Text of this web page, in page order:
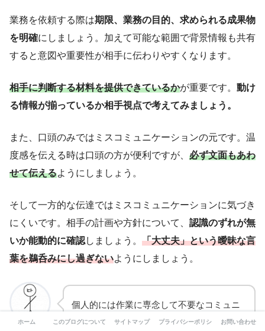
業務を依頼する際は期限、業務の目的、求められる成果物
を明確にしましょう。加えて可能な範囲で背景情報も共有
すると意図や重要性が相手に伝わりやすくなります。
相手に判断する材料を提供できているかが重要です。 動け
る情報が揃っているか相手視点で考えてみましょう。
また、口頭のみではミスコミュニケーションの元です。温
度感を伝える時は口頭の方が便利ですが、 必ず文面もあわ
せて伝えるようにしましょう。
そして一方的な伝達ではミスコミュニケーションに気づき
にくいです。相手の計画や方針について、 認識のずれが無
いか能動的に確認しましょう。 「大丈夫」という曖昧な言
葉を鵜呑みにし過ぎないようにしましょう。
個人的には作業に専念して不要なコミュニ
ケーションは回避したいのが本音です。し
ホーム このブログについて-自分らしさを求めて
サイトマップ プライバシーポリシー お問い合わせ